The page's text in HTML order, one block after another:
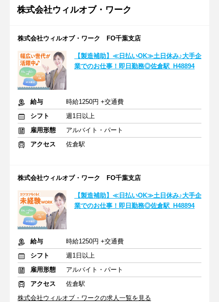
株式会社ウィルオブ・ワーク
株式会社ウィルオブ・ワーク FO千葉支店
【製造補助】≪日払いOK≫土日休み♪大手企
業でのお仕事！即日勤務◎佐倉駅_H48894
給与
時給1250円 +交通費
シフト
週1日以上
雇用形態
アルバイト・パート
アクセス
佐倉駅
株式会社ウィルオブ・ワーク FO千葉支店
【製造補助】≪日払いOK≫土日休み♪大手企
業でのお仕事！即日勤務◎佐倉駅_H48894
給与
時給1250円 +交通費
シフト
週1日以上
雇用形態
アルバイト・パート
アクセス
佐倉駅
株式会社ウィルオブ・ワークの求人一覧を見る